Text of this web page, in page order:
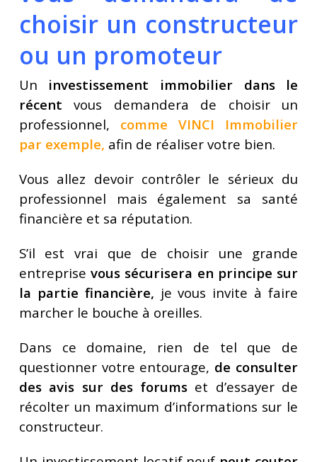
choisir un constructeur
ou un promoteur
Un investissement immobilier dans le
récent vous demandera de choisir un
professionnel, comme VINCI Immobilier
par exemple, afin de réaliser votre bien.
Vous allez devoir contrôler le sérieux du
professionnel mais également sa santé
financière et sa réputation.
S’il est vrai que de choisir une grande
entreprisevous sécurisera en principe sur
la partie financière, je vous invite à faire
marcher le bouche à oreilles.
Dans ce domaine, rien de tel que de
questionner votre entourage, de consulter
des avis sur des forums et d’essayer de
récolter un maximum d’informations sur le
constructeur.